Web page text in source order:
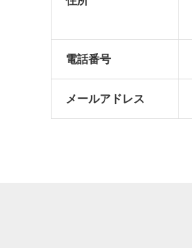
電話番号
メールアドレス